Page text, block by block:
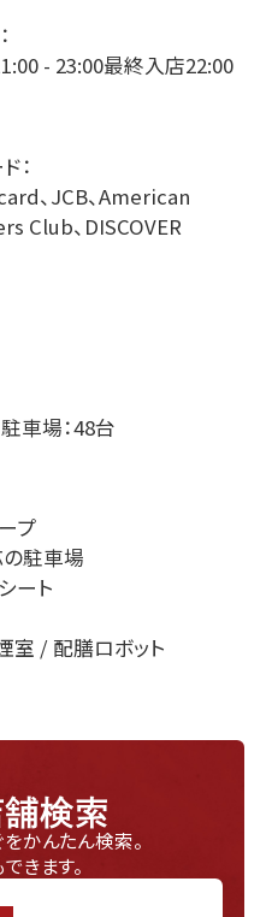
- 23:00最終入店22:00
：
、JCB、American
Club、DISCOVER
場：48台
プ
駐車場
ート
室 / 配膳ロボット
舗検索
かんたん検索。
きます。